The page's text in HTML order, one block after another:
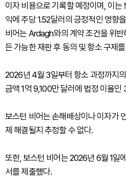
이자 비용으로 기록할 예정이며, 이는
익에 주당 1.52달러의 긍정적인 영향
비어는 Ardagh와의 계약 조건을 위
든 가능한 재판 후 동의 및 항소 구제
2026년 4월 3일부터 항소 과정까지
금액 1억 9,100만 달러에 법정 이율
보스턴 비어는 손해배상이나 이자가
제 해결될지 추정할 수 없다.
또한, 보스턴 비어는 2026년 6월 1일
서를 제출했다.